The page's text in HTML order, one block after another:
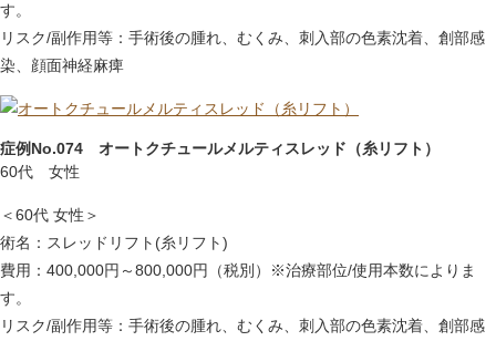
す。
リスク/副作用等：手術後の腫れ、むくみ、刺入部の色素沈着、創部感
染、顔面神経麻痺
症例No.074 オートクチュールメルティスレッド（糸リフト）
60代 女性
＜60代 女性＞
術名：スレッドリフト(糸リフト)
費用：400,000円～800,000円（税別）※治療部位/使用本数によりま
す。
リスク/副作用等：手術後の腫れ、むくみ、刺入部の色素沈着、創部感